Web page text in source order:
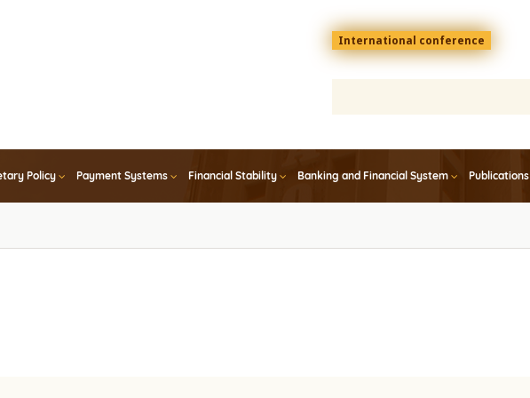
Menu
top
En
International conference
Policy Payment Systems Financial Stability Banking and Financial System Publications